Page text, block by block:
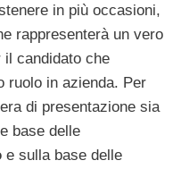
in più occasioni,
rappresenterà un vero
candidato che
ruolo in azienda. Per
di presentazione sia
base delle
e sulla base delle